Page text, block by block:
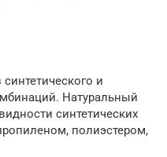
и
Натуральный
синтетических
полиэстером,